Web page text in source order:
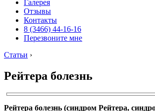
Галерея
Отзывы
Контакты
8 (3466) 44-16-16
Перезвоните мне
Статьи ›
Рейтера болезнь
Рейтера болезнь (синдром Рейтера,